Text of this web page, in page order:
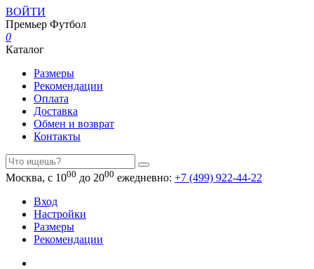
ВОЙТИ
Премьер Футбол
0
Каталог
Размеры
Рекомендации
Оплата
Доставка
Обмен и возврат
Контакты
Москва, с 1000 до 2000 ежедневно: +7 (499) 922-44-22
Вход
Настройки
Размеры
Рекомендации